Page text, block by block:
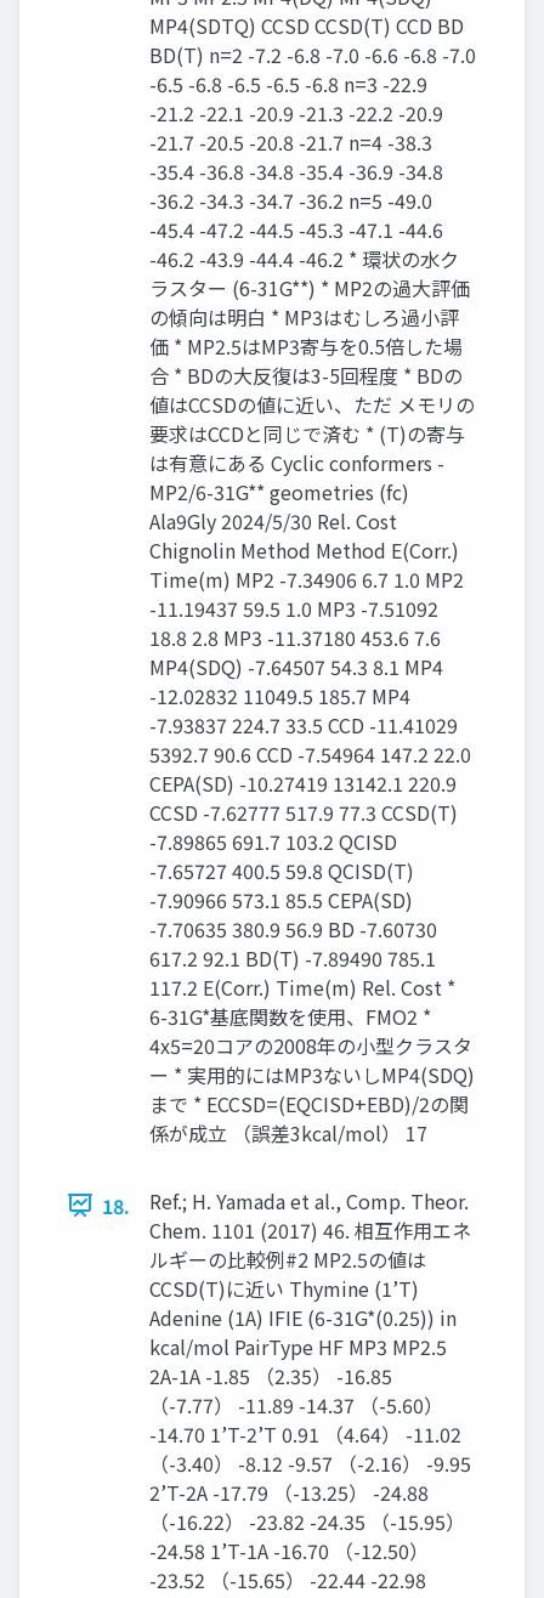
MP4(SDTQ) CCSD CCSD(T) CCD BD
BD(T) n=2 -7.2 -6.8 -7.0 -6.6 -6.8 -7.0
-6.5 -6.8 -6.5 -6.5 -6.8 n=3 -22.9
-21.2 -22.1 -20.9 -21.3 -22.2 -20.9
-21.7 -20.5 -20.8 -21.7 n=4 -38.3
-35.4 -36.8 -34.8 -35.4 -36.9 -34.8
-36.2 -34.3 -34.7 -36.2 n=5 -49.0
-45.4 -47.2 -44.5 -45.3 -47.1 -44.6
-46.2 -43.9 -44.4 -46.2 * 環状の水ク
ラスター (6-31G**) * MP2の過大評価
の傾向は明白 * MP3はむしろ過小評
価 * MP2.5はMP3寄与を0.5倍した場
合 * BDの大反復は3-5回程度 * BDの
値はCCSDの値に近い、ただ メモリの
要求はCCDと同じで済む * (T)の寄与
は有意にある Cyclic conformers -
MP2/6-31G** geometries (fc)
Ala9Gly 2024/5/30 Rel. Cost
Chignolin Method Method E(Corr.)
Time(m) MP2 -7.34906 6.7 1.0 MP2
-11.19437 59.5 1.0 MP3 -7.51092
18.8 2.8 MP3 -11.37180 453.6 7.6
MP4(SDQ) -7.64507 54.3 8.1 MP4
-12.02832 11049.5 185.7 MP4
-7.93837 224.7 33.5 CCD -11.41029
5392.7 90.6 CCD -7.54964 147.2 22.0
CEPA(SD) -10.27419 13142.1 220.9
CCSD -7.62777 517.9 77.3 CCSD(T)
-7.89865 691.7 103.2 QCISD
-7.65727 400.5 59.8 QCISD(T)
-7.90966 573.1 85.5 CEPA(SD)
-7.70635 380.9 56.9 BD -7.60730
617.2 92.1 BD(T) -7.89490 785.1
117.2 E(Corr.) Time(m) Rel. Cost *
6-31G*基底関数を使用、FMO2 *
4x5=20コアの2008年の小型クラスタ
ー * 実用的にはMP3ないしMP4(SDQ)
まで * ECCSD=(EQCISD+EBD)/2の関
係が成立 （誤差3kcal/mol） 17
18.
Ref.; H. Yamada et al., Comp. Theor.
Chem. 1101 (2017) 46. 相互作用エネ
ルギーの比較例#2 MP2.5の値は
CCSD(T)に近い Thymine (1’T)
Adenine (1A) IFIE (6-31G*(0.25)) in
kcal/mol PairType HF MP3 MP2.5
2A-1A -1.85 （2.35） -16.85
（-7.77） -11.89 -14.37 （-5.60）
-14.70 1’T-2’T 0.91 （4.64） -11.02
（-3.40） -8.12 -9.57 （-2.16） -9.95
2’T-2A -17.79 （-13.25） -24.88
（-16.22） -23.82 -24.35 （-15.95）
-24.58 1’T-1A -16.70 （-12.50）
-23.52 （-15.65） -22.44 -22.98